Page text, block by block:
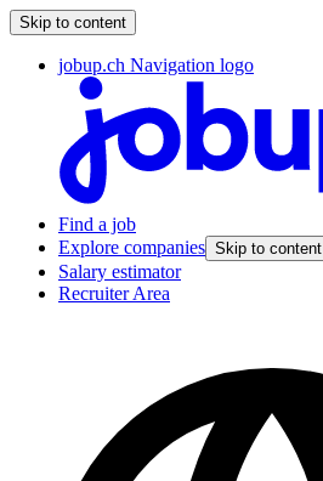
Skip to content
jobup.ch Navigation logo
Find a job
Explore companies Skip to content
Salary estimator
Recruiter Area